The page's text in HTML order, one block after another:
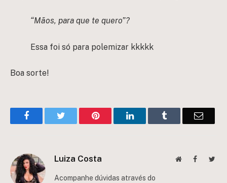
“Mãos, para que te quero”?
Essa foi só para polemizar kkkkk
Boa sorte!
FacebookTwitter Pinterest LinkedInTumblr Email
Luiza Costa WebsiteFacebook
Acompanhe dúvidas através do